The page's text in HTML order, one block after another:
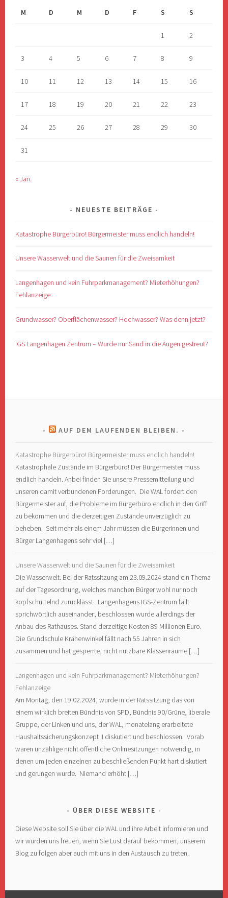
M
D M D F S S
1 2
3 4 5 6 7 8 9
10 11 12 13 14 15 16
17 18 19 20 21 22 23
24 25 26 27 28 29 30
31
« Jan.
NEUESTE BEITRÄGE
Katastrophe Bürgerbüro! Bürgermeister muss endlich handeln!
Unsere Wasserwelt und die Saunen für die Zweisamkeit
Langenhagen und kein Fuhrparkmanagement? Mieterhöhungen?
Fehlanzeige
Grundwasser? Oberflächenwasser? Hochwasser? Was denn jetzt?
IGS Langenhagen Zentrum – Wurde nur Sand in die Augen gestreut?
AUF DEM LAUFENDEN BLEIBEN.
Katastrophe Bürgerbüro! Bürgermeister muss endlich handeln!
Katastrophale Zustände im Bürgerbüro! Der Bürgermeister muss
endlich handeln. Anbei finden Sie unsere Pressemitteilung und
unseren damit verbundenen Forderungen. Die WAL fordert den
Bürgermeister auf, die Probleme im Bürgerbüro endlich in den Griff
zu bekommen und die derzeitigen Zustände unverzüglich zu
beheben. Seit mehr als einem Jahr müssen die Bürgerinnen und
Bürger Langenhagens sehr viel […]
Unsere Wasserwelt und die Saunen für die Zweisamkeit
Die Wasserwelt. Bei der Ratssitzung am 23.09.2024 stand ein Thema
auf der Tagesordnung, welches manchen Bürger wohl nur noch
kopfschüttelnd zurücklässt. Langenhagens IGS-Zentrum fällt
sprichwörtlich auseinander; beschlossen wurde allerdings der
Anbau des Rathauses. Stand derzeitige Kosten 89 Millionen Euro.
Die Grundschule Krähenwinkel fällt nach 55 Jahren in sich
zusammen und hat gesperrte, nicht nutzbare Klassenräume […]
Langenhagen und kein Fuhrparkmanagement? Mieterhöhungen?
Fehlanzeige
Am Montag, den 19.02.2024, wurde in der Ratssitzung das von
einem wirklich breiten Bündnis von SPD, Bündnis 90/Grüne, liberale
Gruppe, der Linken und uns, der WAL, monatelang erarbeitete
Haushaltssicherungskonzept II diskutiert und beschlossen. Vorab
waren unzählige nicht öffentliche Onlinesitzungen notwendig, in
denen um jeden einzelnen zu beschließenden Punkt hart diskutiert
und gerungen wurde. Niemand erhöht […]
ÜBER DIESE WEBSITE
Diese Website soll Sie über die WAL und ihre Arbeit informieren und
wir würden uns freuen, wenn Sie Lust darauf bekommen, unserem
Blog zu folgen aber auch mit uns in den Austausch zu treten.